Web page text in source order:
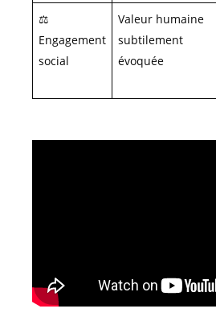
⚖️
Engagement
social
Valeur humaine
subtilement
évoquée